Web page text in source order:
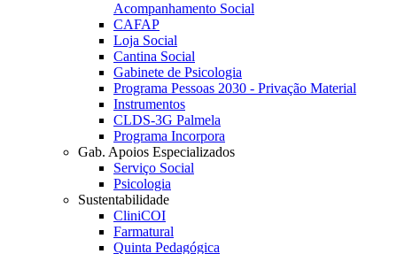
Acompanhamento Social
CAFAP
Loja Social
Cantina Social
Gabinete de Psicologia
Programa Pessoas 2030 - Privação Material
Instrumentos
CLDS-3G Palmela
Programa Incorpora
Gab. Apoios Especializados
Serviço Social
Psicologia
Sustentabilidade
CliniCOI
Farmatural
Quinta Pedagógica